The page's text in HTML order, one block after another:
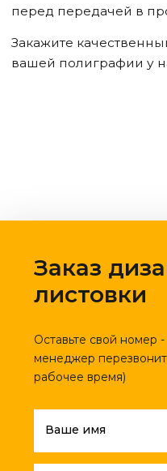
перед передачей в
Закажите
вашей полиграфии у
Заказ
листовки
Оставьте свой номер
менеджер
рабочее время)
Ваше имя